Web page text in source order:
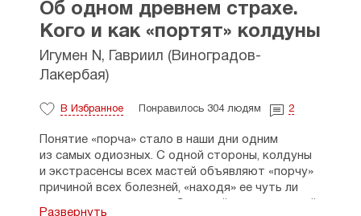
Об одном древнем страхе.
Кого и как «портят» колдуны
Игумен N, Гавриил (Виноградов-
Лакербая)
В Избранное Понравилось 304 людям 2
Понятие «порча» стало в наши дни одним
из самых одиозных. С одной стороны, колдуны
и экстрасенсы всех мастей объявляют «порчу»
причиной всех болезней, «находя» ее чуть ли
Развернуть